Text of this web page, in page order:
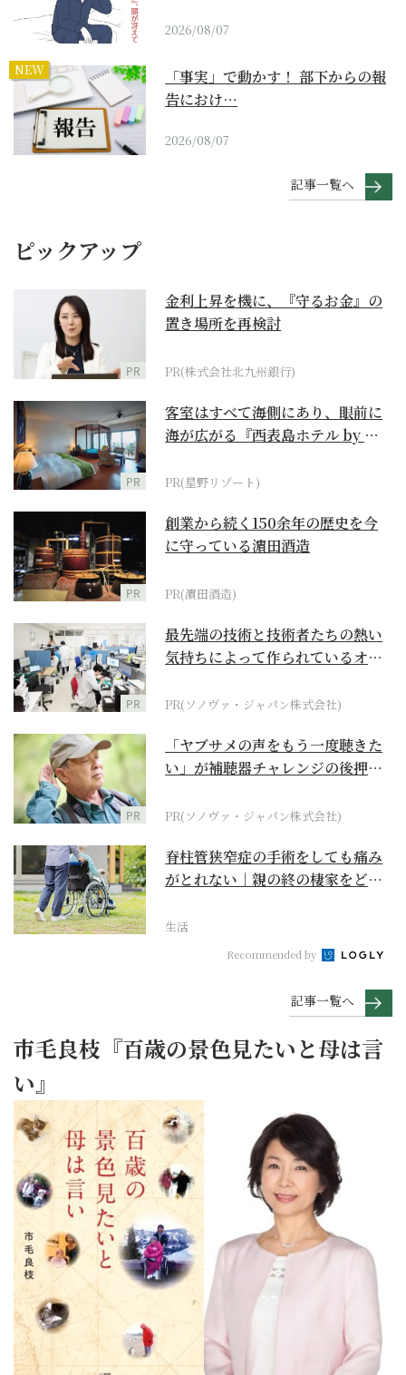
2026/08/07
NEW
「事実」で動かす！ 部下からの報
告におけ…
2026/08/07
記事一覧へ
ピックアップ
PR
金利上昇を機に、『守るお金』の
置き場所を再検討
PR(株式会社北九州銀行)
PR
客室はすべて海側にあり、眼前に
海が広がる『西表島ホテル by 星
PR(星野リゾート)
PR
創業から続く150余年の歴史を今
に守っている濵田酒造
PR(濵田酒造)
PR
最先端の技術と技術者たちの熱い
気持ちによって作られているオー
PR(ソノヴァ・ジャパン株式会社)
PR
「ヤブサメの声をもう一度聴きた
い」が補聴器チャレンジの後押し
PR(ソノヴァ・ジャパン株式会社)
脊柱管狭窄症の手術をしても痛み
がとれない｜親の終の棲家をどう
生活
Recommended by
記事一覧へ
市毛良枝『百歳の景色見たいと母は言
い』